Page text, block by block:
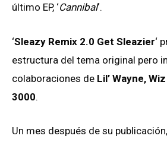
último EP, ‘Cannibal‘.
‘Sleazy Remix 2.0 Get Sleazier‘
estructura del tema original pero
colaboraciones de Lil’ Wayne,
3000.
Un mes después de su